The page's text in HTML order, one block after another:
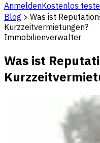
AnmeldenKostenlos
Blog > Was ist
Kurzzeitvermietungen?
Immobilienverwalter
Was ist